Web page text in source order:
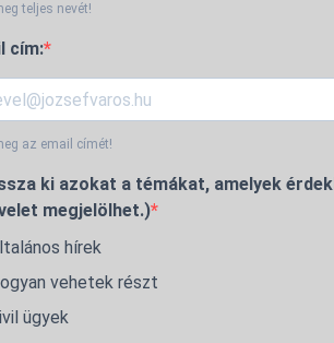
teljes nevét!
cím:
az email címét!
ki azokat a témákat, amelyek
megjelölhet.)
hírek
vehetek részt
ügyek